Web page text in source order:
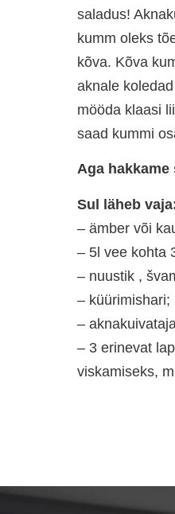
saladus!
kumm oleks
kõva. Kõva
aknale
mööda klaasi
saad kummi
Aga hakkame
Sul läheb
– ämber või
– 5l vee kohta
– nuustik ,
– küürimishari;
–
– 3 erinevat
viskamiseks,